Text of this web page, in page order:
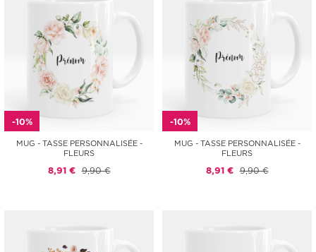
-10%
MUG - TASSE PERSONNALISÉE -
FLEURS
8,91 € 9,90 €
-10%
MUG - TASSE PERSONNALISÉE -
FLEURS
8,91 € 9,90 €